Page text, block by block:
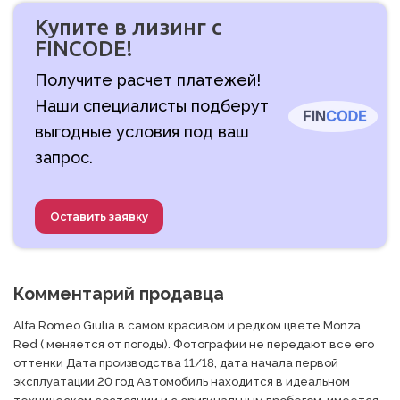
Купите в лизинг с
FINCODE!
Получите расчет платежей!
Наши специалисты подберут
выгодные условия под ваш
запрос.
Оставить заявку
Комментарий продавца
Alfa Romeo Giulia в самом красивом и редком цвете Monza
Red ( меняется от погоды). Фотографии не передают все его
оттенки Дата производства 11/18, дата начала первой
эксплуатации 20 год Автомобиль находится в идеальном